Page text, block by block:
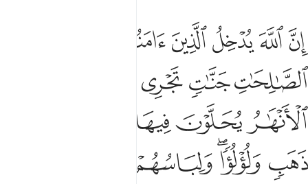
ان الله يدخل الذين امنوا وعملوا الصالحات جنات تجري من تحتها
إِنَّ ٱللَّهَ يُدْخِلُ ٱلَّذِينَ ءَامَنُوا۟ وَعَمِلُوا۟ ٱلصَّـٰلِحَـٰتِ جَنَّـٰتٍۢ تَجْرِى مِن
ﲼﲽﲾﲿﳀ
ﳂﳃﳄ
ﳇﳈﳉ
ﳍ ﳎﳏﳐ